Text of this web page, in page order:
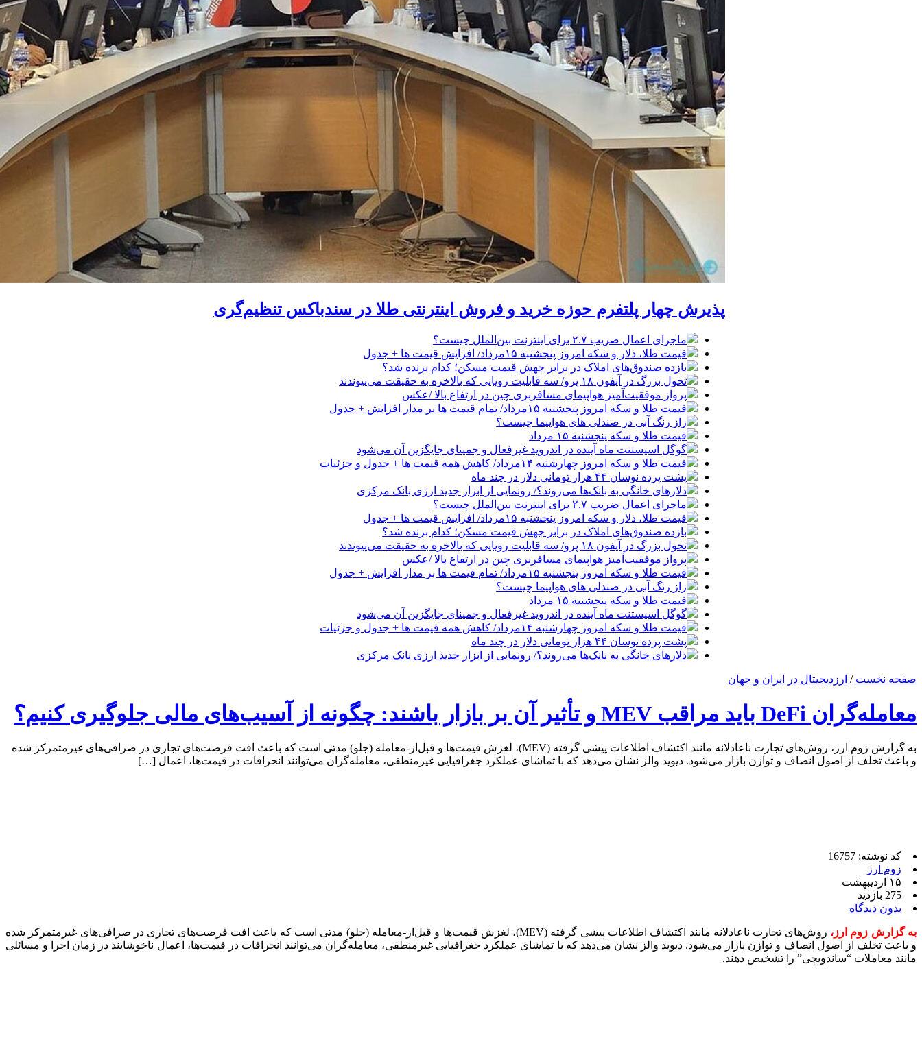
پذیرش چهار پلتفرم حوزه خرید و فروش اینترنتی طلا در سندباکس تنظیم‌گری
ماجرای اعمال ضریب ۲.۷ برای اینترنت بین‌الملل چیست؟
قیمت طلا، دلار و سکه امروز پنجشنبه ۱۵مرداد/ افزایش قیمت ها + جدول
بازده صندوق‌های املاک در برابر جهش قیمت مسکن؛ کدام برنده شد؟
تحول بزرگ در آیفون ۱۸ پرو/ سه قابلیت رویایی که بالاخره به حقیقت می‌پیوندند
پرواز موفقیت‌آمیز هواپیمای مسافربری چین در ارتفاع بالا /عکس
قیمت طلا و سکه امروز پنجشنبه ۱۵مرداد/ تمام قیمت ها بر مدار افزایش + جدول
راز رنگ آبی در صندلی های هواپیما چیست؟
قیمت طلا و سکه پنجشنبه ۱۵ مرداد
گوگل اسیستنت ماه آینده در اندروید غیرفعال و جمینای جایگزین آن می‌شود
قیمت طلا و سکه امروز چهارشنبه ۱۴مرداد/ کاهش همه قیمت ها + جدول و جزئیات
پشت پرده نوسان ۴۴ هزار تومانی دلار در چند ماه
دلارهای خانگی به بانک‌ها می‌روند؟/ رونمایی از ابزار جدید ارزی بانک مرکزی
ماجرای اعمال ضریب ۲.۷ برای اینترنت بین‌الملل چیست؟
قیمت طلا، دلار و سکه امروز پنجشنبه ۱۵مرداد/ افزایش قیمت ها + جدول
بازده صندوق‌های املاک در برابر جهش قیمت مسکن؛ کدام برنده شد؟
تحول بزرگ در آیفون ۱۸ پرو/ سه قابلیت رویایی که بالاخره به حقیقت می‌پیوندند
پرواز موفقیت‌آمیز هواپیمای مسافربری چین در ارتفاع بالا /عکس
قیمت طلا و سکه امروز پنجشنبه ۱۵مرداد/ تمام قیمت ها بر مدار افزایش + جدول
راز رنگ آبی در صندلی های هواپیما چیست؟
قیمت طلا و سکه پنجشنبه ۱۵ مرداد
گوگل اسیستنت ماه آینده در اندروید غیرفعال و جمینای جایگزین آن می‌شود
قیمت طلا و سکه امروز چهارشنبه ۱۴مرداد/ کاهش همه قیمت ها + جدول و جزئیات
پشت پرده نوسان ۴۴ هزار تومانی دلار در چند ماه
دلارهای خانگی به بانک‌ها می‌روند؟/ رونمایی از ابزار جدید ارزی بانک مرکزی
صفحه نخست / ارزدیجیتال در ایران و جهان
معامله‌گران DeFi باید مراقب MEV و تأثیر آن بر بازار باشند: چگونه از آسیب‌های مالی جلوگیری کنیم؟
به گزارش زوم ارز، روش‌های تجارت ناعادلانه مانند اکتشاف اطلاعات پیشی گرفته (MEV)، لغزش قیمت‌ها و قبل‌از-معامله (جلو) مدتی است که باعث افت فرصت‌های تجاری در صرافی‌های غیرمتمرکز شده
و باعث تخلف از اصول انصاف و توازن بازار می‌شود. دیوید والز نشان می‌دهد که با تماشای عملکرد جغرافیایی غیرمنطقی، معامله‌گران می‌توانند انحرافات در قیمت‌ها، اعمال […]
بدون دیدگاه
به گزارش زوم ارز،
و باعث تخلف از اصول انصاف و توازن بازار می‌شود. دیوید والز نشان می‌دهد که با تماشای عملکرد جغرافیایی غیرمنطقی، معامله‌گران می‌توانند انحرافات در قیمت‌ها، اعمال ناخوشایند در زمان اجرا و مسائلی
مانند معاملات “ساندویچی” را تشخیص دهند.